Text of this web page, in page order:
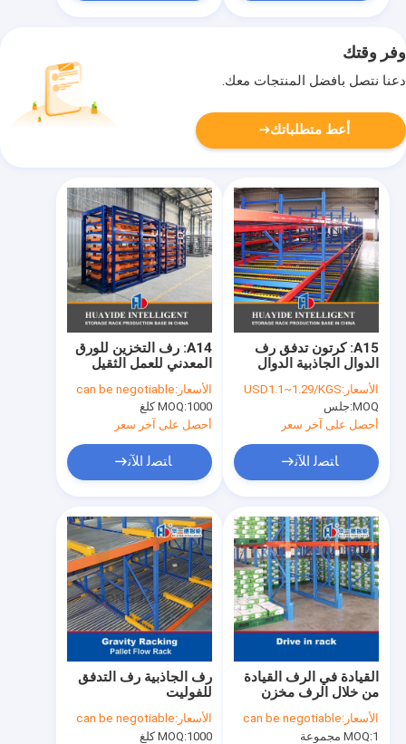
وفر وقتك
دعنا نتصل بأفضل المنتجات معك.
أعط متطلباتك
A14: رف التخزين للورق
المعدني للعمل الثقيل
الدرج الهيكل المعدني رف
الدرج رف للتخزين للورق
الأسعار:can be negotiable
MOQ:1000 كلغ
أحصل على آخر سعر
ﺎﺘﺼﻟ ﺍﻶﻧ
A15: كرتون تدفق رف
الدوال الجاذبية الدوال
رف الدوال ناقل رف
الأسعار:USD1.1~1.29/KGS
MOQ: جلس
أحصل على آخر سعر
ﺎﺘﺼﻟ ﺍﻶﻧ
رف الجاذبية رف التدفق
للفوليت
الأسعار:can be negotiable
MOQ:1000 كلغ
القيادة في الرف القيادة
من خلال الرف مخزن
الرف
الأسعار:can be negotiable
MOQ:1 مجموعة